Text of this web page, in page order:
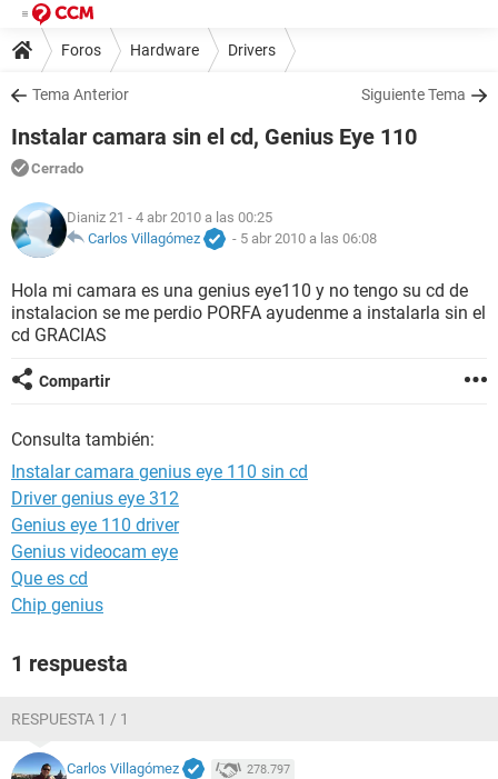
Foros Hardware Drivers
Tema Anterior Siguiente Tema
Instalar camara sin el cd, Genius Eye 110
Cerrado
Dianiz 21 - 4 abr 2010 a las 00:25
Carlos Villagómez
- 5 abr 2010 a las 06:08
Hola mi camara es una genius eye110 y no tengo su cd de
instalacion se me perdio PORFA ayudenme a instalarla sin el
cd GRACIAS
Compartir
Consulta también:
Instalar camara genius eye 110 sin cd
Driver genius eye 312
Genius eye 110 driver
Genius videocam eye
Que es cd
Chip genius
1 respuesta
RESPUESTA 1 / 1
Carlos Villagómez 278.797